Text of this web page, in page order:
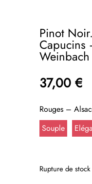
Pinot
Capucins
Weinbach
37,00 €
Rouges –
Souple
Rupture de stock